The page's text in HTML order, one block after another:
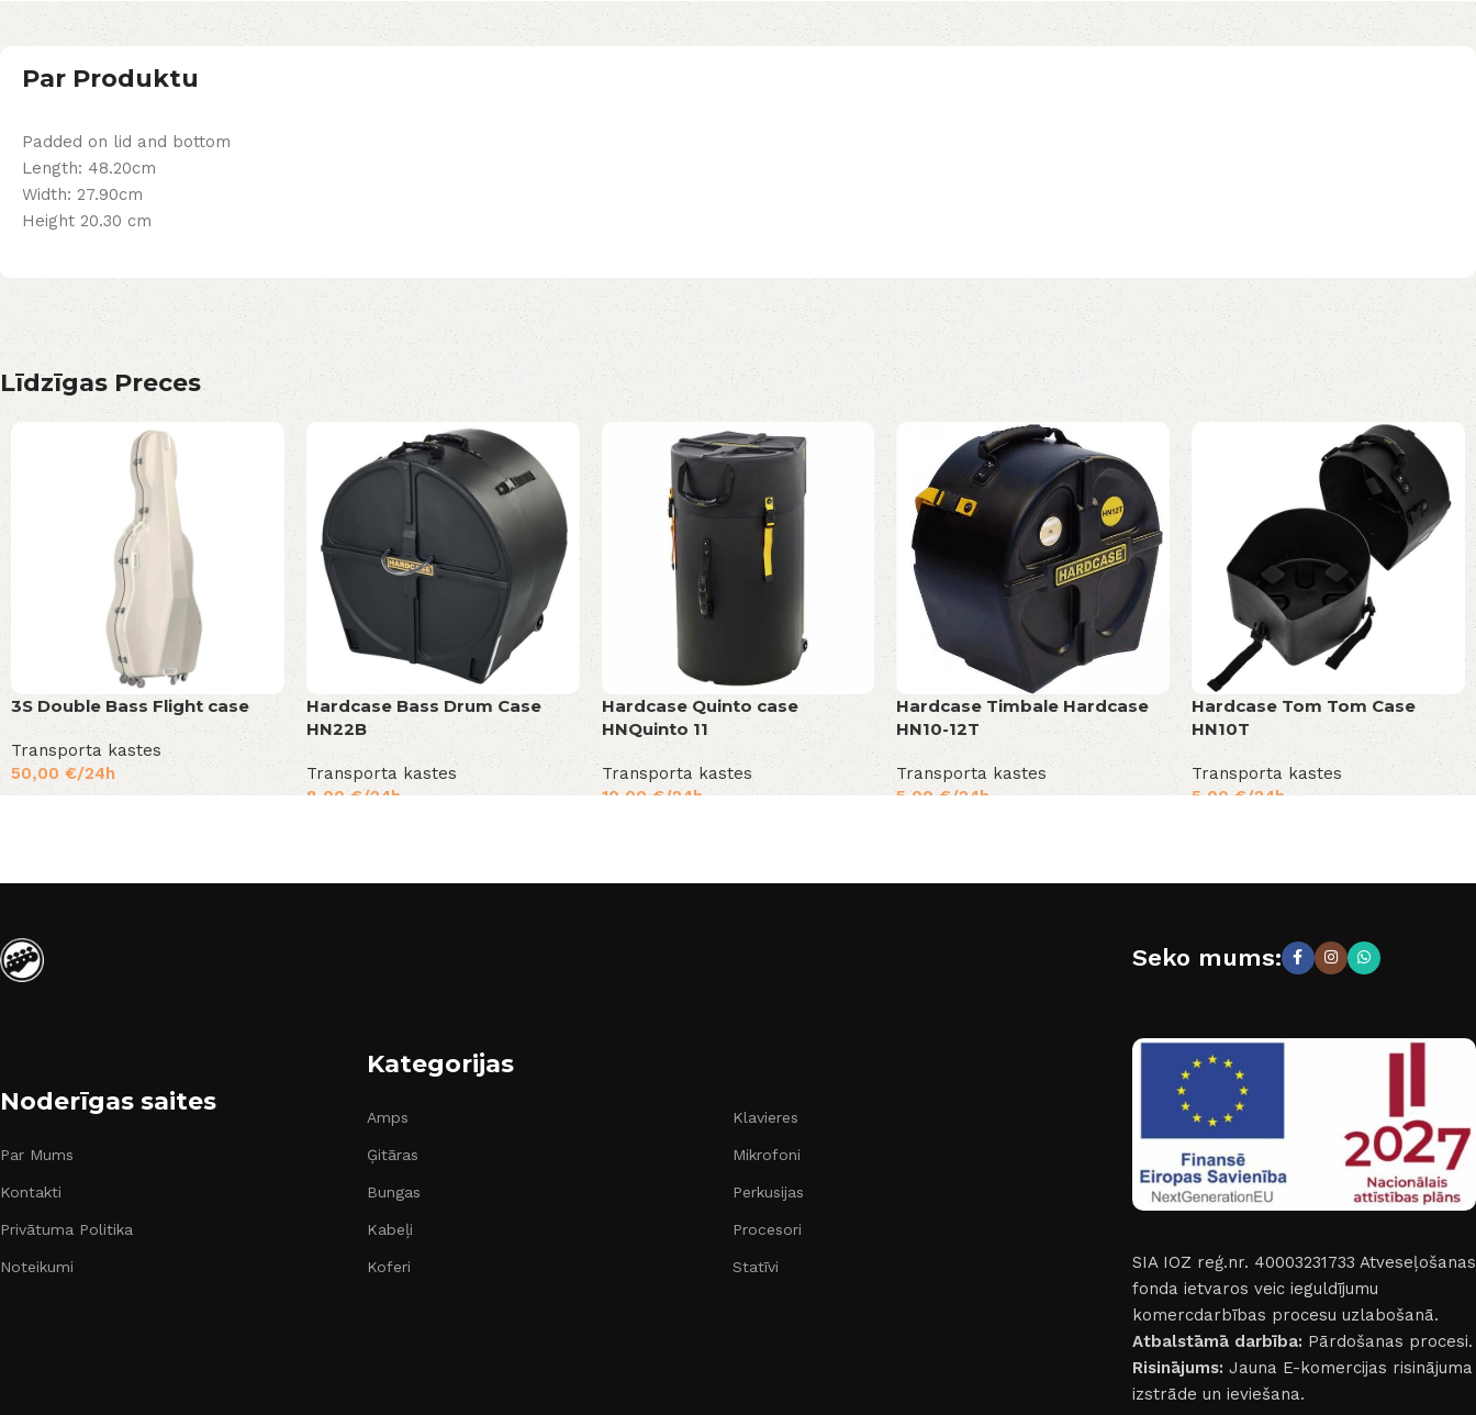
Par Produktu
Padded on lid and bottom
Length: 48.20cm
Width: 27.90cm
Height 20.30 cm
Līdzīgas Preces
3S Double Bass Flight case
Transporta kastes
50,00 €/24h
Hardcase Bass Drum Case
HN22B
Transporta kastes
8,00€/24h
Hardcase Quinto case
HNQuinto 11
Transporta kastes
10,00€/24h
Hardcase Timbale Hardcase
HN10-12T
Transporta kastes
5,00€/24h
Hardcase Tom Tom Case
HN10T
Transporta kastes
5,00€/24h
Noderīgas saites
Par Mums
Kontakti
Privātuma Politika
Noteikumi
Kategorijas
Amps
Ģitāras
Bungas
Kabeļi
Koferi
Klavieres
Mikrofoni
Perkusijas
Procesori
Statīvi
Seko mums:
SIA IOZ reģ.nr. 40003231733 Atveseļošanas
fonda ietvaros veic ieguldījumu
komercdarbības procesu uzlabošanā.
Atbalstāmā darbība: Pārdošanas procesi.
Risinājums: Jauna E-komercijas risinājuma
izstrāde un ieviešana.